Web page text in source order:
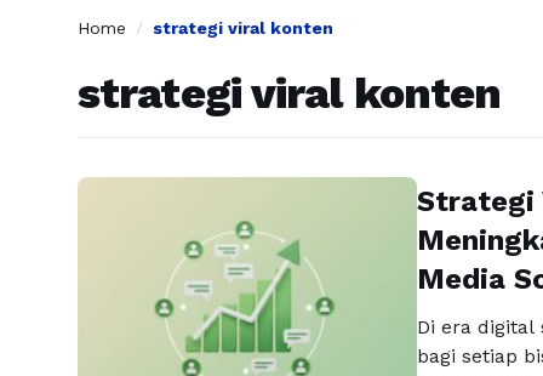
Home / strategi viral konten
strategi viral konten
Strategi
Media
Di era
bagi setiap